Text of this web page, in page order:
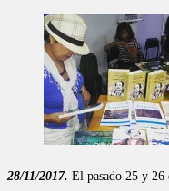
28/11/2017. El pasado 25 y